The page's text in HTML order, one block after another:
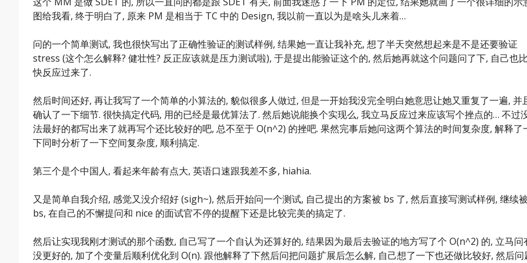
图给我看, 终于明白了, 原来 PM 是相当于 TC 中的 Design, 我以前一直以为是啥头儿来着…
问的一个简单测试, 我也很快写出了正确性验证的测试样例, 结果她一直让我补充, 想了半天突然想起来是不是还要验证
stress (这个怎么解释? 健壮性? 反正应该就是压力测试啦), 于是提出能验证这个的, 然后她再就这个问题问了下, 自己也
快反应过来了.
然后时间还好, 再让我写了一个简单的小算法的, 貌似很多人做过, 但是一开始我没完全明白她意思让她又重复了一遍, 并
确认了一下细节. 很快搞定代码, 用的已经是最优算法了. 然后她说能换个实现么, 我立马反应过来应该写个挫点的… 不过
法最好的都写出来了就再写个还比较好的吧, 总不至于 O(n^2) 的挫吧. 果然完事后她问这两个算法的时间复杂度, 解释了
下同时分析了一下空间复杂度, 顺利搞定.
第三个是个中国人, 看起来年龄有点大, 英语口速跟我差不多, hiahia.
又是简单自我介绍, 感觉又没介绍好 (sigh~), 然后开始问一个测试, 自己提出的方案被 bs 了, 然后直接写测试样例, 继续被
bs, 在自己的不懈提问和 nice 的面试官不停的提醒下还是比较完美的搞定了.
然后让实现我刚才测试的那个函数, 自己写了一个自认为还算好的, 结果因为最后去验证的地方写了个 O(n^2) 的, 立马问
没更好的, 加了个变量后顺利优化到 O(n). 跟他解释了下然后问把问题扩展后怎么解, 自己想了一下也还做比较好, 然后问